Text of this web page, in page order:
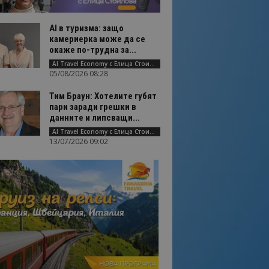
AI в туризма: защо
камериерка може да се
окаже по-трудна за...
AI Travel Economy с Елица Стоилова
05/08/2026 08:28
Тим Браун: Хотелите губят
пари заради грешки в
данните и липсващи...
AI Travel Economy с Елица Стоилова
13/07/2026 09:02